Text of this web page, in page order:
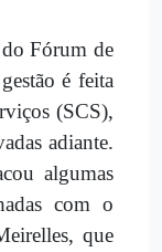
do Fórum de
é feita
(SCS),
adiante.
algumas
com o
que